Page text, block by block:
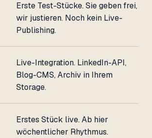
Erste Test-Stücke. Sie geben frei,
wir justieren. Noch kein Live-
Publishing.
Live-Integration. LinkedIn-API,
Blog-CMS, Archiv in Ihrem
Storage.
Erstes Stück live. Ab hier
wöchentlicher Rhythmus.